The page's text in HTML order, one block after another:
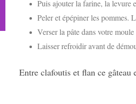
Puis ajouter la farine, la levure
Peler et épépiner les pommes.
Verser la pâte dans votre
Laisser refroidir avant de
Entre clafoutis et flan ce gâteau